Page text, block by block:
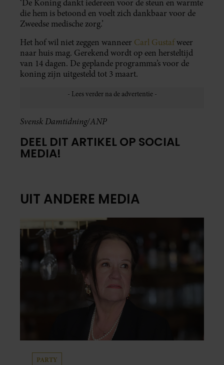
‘De Koning dankt iedereen voor de steun en warmte
die hem is betoond en voelt zich dankbaar voor de
Zweedse medische zorg.’
Het hof wil niet zeggen wanneer Carl Gustafweer
naar huis mag. Gerekend wordt op een hersteltijd
van 14 dagen. De geplande programma’s voor de
koning zijn uitgesteld tot 3 maart.
Svensk Damtidning/ANP
DEEL DIT ARTIKEL OP SOCIAL
MEDIA!
UIT ANDERE MEDIA
PARTY